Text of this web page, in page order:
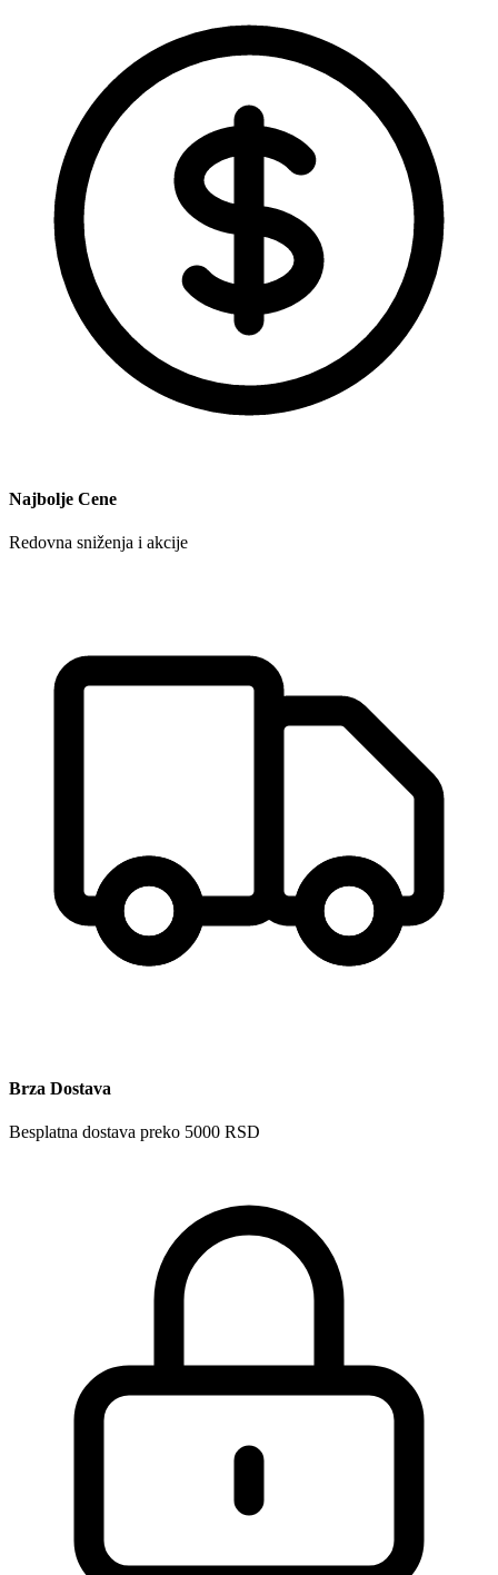
Najbolje Cene
Redovna sniženja i akcije
Brza Dostava
Besplatna dostava preko 5000 RSD